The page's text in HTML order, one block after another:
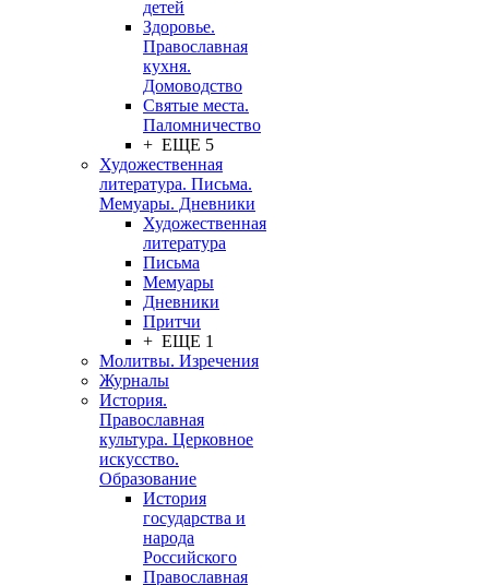
детей
Здоровье.
Православная
кухня.
Домоводство
Святые места.
Паломничество
+ ЕЩЕ 5
Художественная
литература. Письма.
Мемуары. Дневники
Художественная
литература
Письма
Мемуары
Дневники
Притчи
+ ЕЩЕ 1
Молитвы. Изречения
Журналы
История.
Православная
культура. Церковное
искусство.
Образование
История
государства и
народа
Российского
Православная